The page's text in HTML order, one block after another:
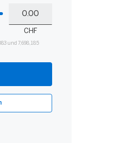
Guthaben
CHF
und 7,698,185